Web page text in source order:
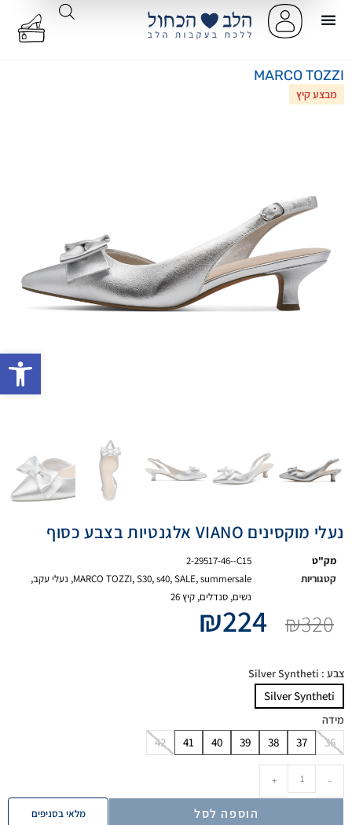
MARCO TOZZI
מבצע קיץ
נעלי מוקסינים VIANO אלגנטיות בצבע כסוף
מק"ט
2-29517-46--C15
קטגוריות
MARCO TOZZI,S30,s40,SALE,summersale
, נעלי עקב,
נשים, סנדלים, קיץ 26
₪320
₪224
צבע : Silver Syntheti
Silver Syntheti
מידה
36
37
38
39
40
41
42
-
+
הוספה לסל מלאי בסניפים